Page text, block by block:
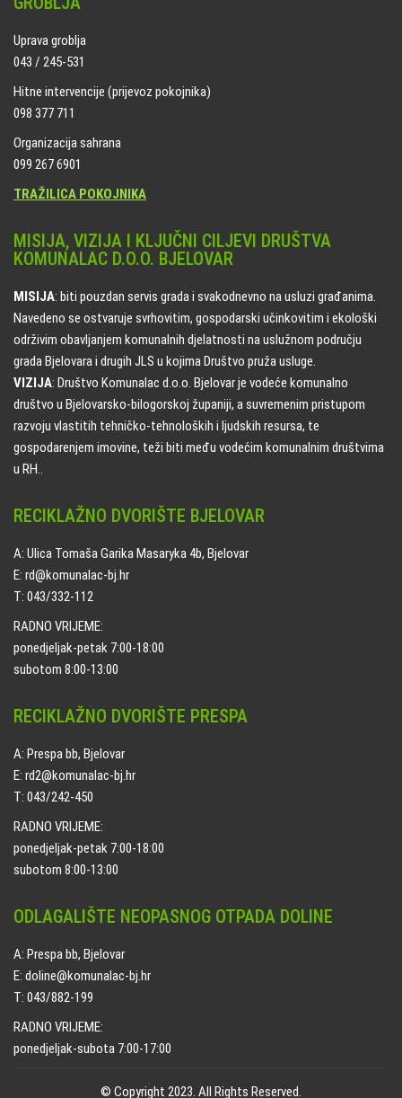
Uprava groblja
043 / 245-531
Hitne intervencije (prijevoz pokojnika)
098 377 711
Organizacija sahrana
099 267 6901
TRAŽILICA POKOJNIKA
MISIJA, VIZIJA I KLJUČNI CILJEVI DRUŠTVA
KOMUNALAC D.O.O. BJELOVAR
MISIJA: biti pouzdan servis grada i svakodnevno na usluzi građanima.
Navedeno se ostvaruje svrhovitim, gospodarski učinkovitim i ekološki
održivim obavljanjem komunalnih djelatnosti na uslužnom području
grada Bjelovara i drugih JLS u kojima Društvo pruža usluge.
VIZIJA: Društvo Komunalac d.o.o. Bjelovar je vodeće komunalno
društvo u Bjelovarsko-bilogorskoj županiji, a suvremenim pristupom
razvoju vlastitih tehničko-tehnoloških i ljudskih resursa, te
gospodarenjem imovine, teži biti među vodećim komunalnim društvima
u RH..
RECIKLAŽNO DVORIŠTE BJELOVAR
A: Ulica Tomaša Garika Masaryka 4b, Bjelovar
E: rd@komunalac-bj.hr
T: 043/332-112
RADNO VRIJEME:
ponedjeljak-petak 7:00-18:00
subotom 8:00-13:00
RECIKLAŽNO DVORIŠTE PRESPA
A: Prespa bb, Bjelovar
E: rd2@komunalac-bj.hr
T: 043/242-450
RADNO VRIJEME:
ponedjeljak-petak 7:00-18:00
subotom 8:00-13:00
ODLAGALIŠTE NEOPASNOG OTPADA DOLINE
A: Prespa bb, Bjelovar
E: doline@komunalac-bj.hr
T: 043/882-199
RADNO VRIJEME:
ponedjeljak-subota 7:00-17:00
© Copyright 2023. All Rights Reserved.